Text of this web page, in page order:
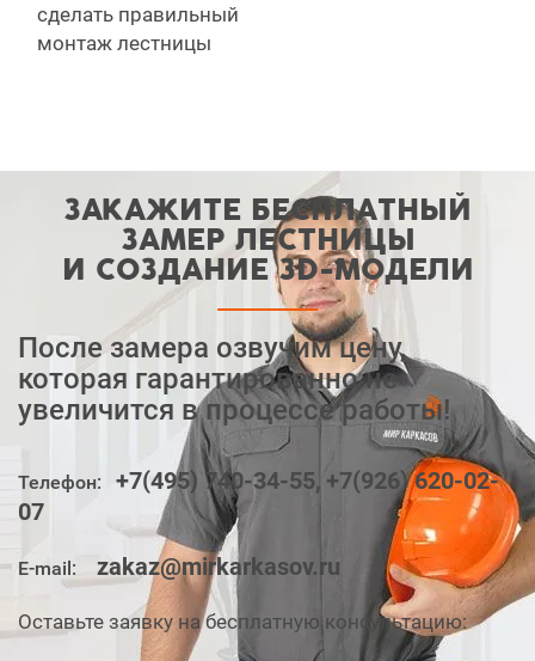
сделать правильный
монтаж лестницы
ЗАКАЖИТЕ БЕСПЛАТНЫЙ
ЗАМЕР ЛЕСТНИЦЫ
И СОЗДАНИЕ ЗD-МОДЕЛИ
После замера озвучим цену,
которая гарантированно не
увеличится в процессе работы!
Телефон: +7(495) 740-34-55, +7(926) 620-02-
07
E-mail: zakaz@mirkarkasov.ru
Оставьте заявку на бесплатную консультацию: